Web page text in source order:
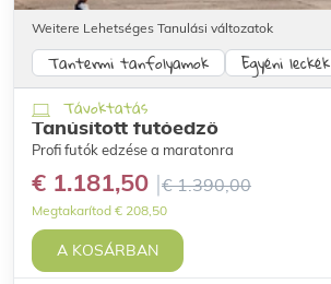
Weitere Lehetséges Tanulási változatok
Távoktatás
Tantermi tanfolyamok Egyéni leckék
Tanúsított futóedző
Profi futók edzése a maratonra
€ 1.181,50 € 1.390,00
Megtakarítod € 208,50
A KOSÁRBAN